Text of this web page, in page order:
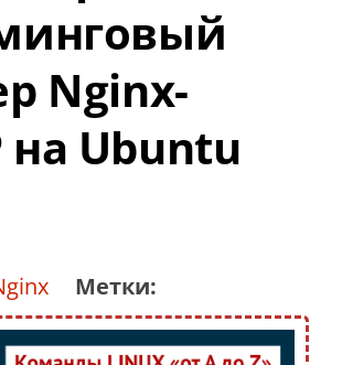
Nginx-
на Ubuntu
Метки: